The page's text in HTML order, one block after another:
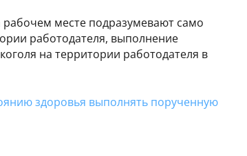
месте подразумевают само
работодателя, выполнение
на территории работодателя в
здоровья выполнять порученную